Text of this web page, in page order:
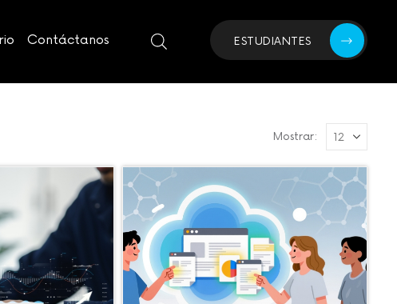
Contáctanos ESTUDIANTES
Mostrar: